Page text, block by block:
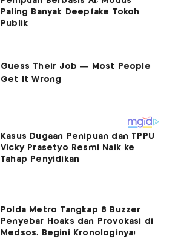
Paling Banyak Deepfake Tokoh
Publik
Kasus Dugaan Penipuan dan TPPU
Vicky Prasetyo Resmi Naik ke
Tahap Penyidikan
Polda Metro Tangkap 8 Buzzer
Penyebar Hoaks dan Provokasi di
Medsos, Begini Kronologinya!